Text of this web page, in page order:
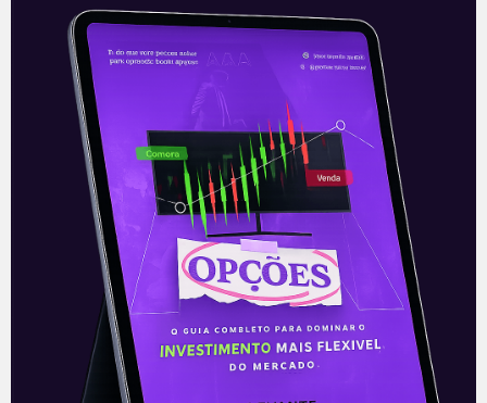
JBS (JBSS3): No páreo pela
BRF?
Na última sexta-feira (11), foi ventilado na
imprensa, que a JBS (JBSS3) estava
estudando a possibilidade de aquisição da
BRF (BRFS3). Quando a primeira notícia
Leia mais
14/06/2021